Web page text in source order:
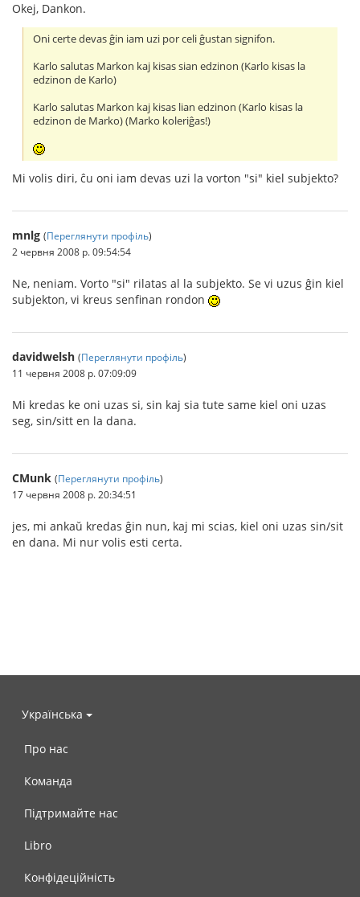
Okej, Dankon.
Oni certe devas ĝin iam uzi por celi ĝustan signifon.
Karlo salutas Markon kaj kisas sian edzinon (Karlo kisas la
edzinon de Karlo)
Karlo salutas Markon kaj kisas lian edzinon (Karlo kisas la
edzinon de Marko) (Marko koleriĝas!)
Mi volis diri, ĉu oni iam devas uzi la vorton "si" kiel subjekto?
mnlg (Переглянути профіль)
2 червня 2008 р. 09:54:54
Ne, neniam. Vorto "si" rilatas al la subjekto. Se vi uzus ĝin kiel
subjekton, vi kreus senfinan rondon
davidwelsh (Переглянути профіль)
11 червня 2008 р. 07:09:09
Mi kredas ke oni uzas si, sin kaj sia tute same kiel oni uzas
seg, sin/sitt en la dana.
CMunk (Переглянути профіль)
17 червня 2008 р. 20:34:51
jes, mi ankaŭ kredas ĝin nun, kaj mi scias, kiel oni uzas sin/sit
en dana. Mi nur volis esti certa.
Українська
Про нас
Команда
Підтримайте нас
Libro
Конфідеційність